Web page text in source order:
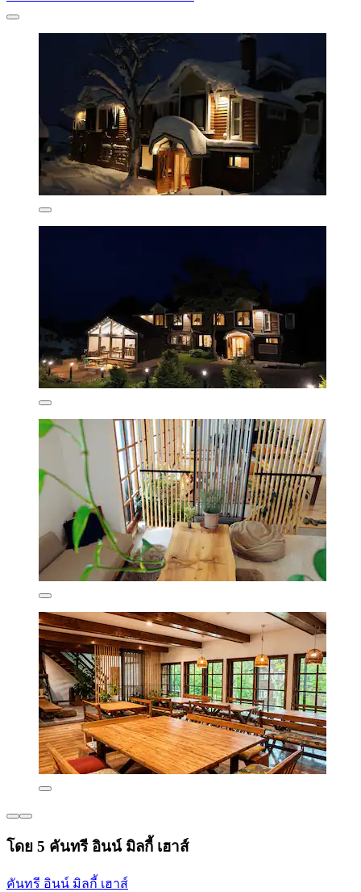
โดย 5 คันทรี อินน์ มิลกี้ เฮาส์
คันทรี อินน์ มิลกี้ เฮาส์